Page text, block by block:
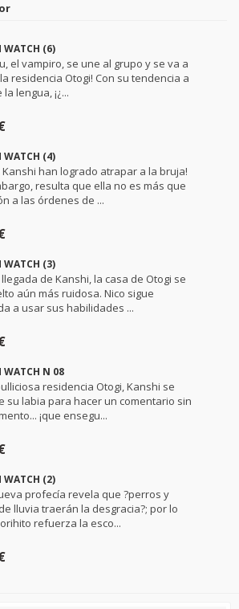
WATCH (6)
el vampiro, se une al grupo y se va a
residencia Otogi! Con su tendencia a
lengua, ¡¿...
WATCH (4)
Kanshi han logrado atrapar a la bruja!
resulta que ella no es más que
a las órdenes de ...
WATCH (3)
llegada de Kanshi, la casa de Otogi se
aún más ruidosa. Nico sigue
a usar sus habilidades ...
WATCH N 08
residencia Otogi, Kanshi se
su labia para hacer un comentario sin
¡que ensegu...
WATCH (2)
profecía revela que ?perros y
lluvia traerán la desgracia?; por lo
refuerza la esco...